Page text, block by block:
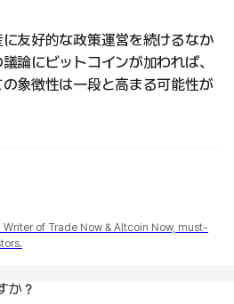
友好的な政策運営を続けるなか
論にビットコインが加われば、
象徴性は一段と高まる可能性が
of Trade Now & Altcoin Now, must-
か？